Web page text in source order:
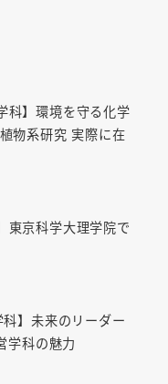
科】環境を守る化学
物系研究 実際に在
東京科学大理学院で
科】未来のリーダー
学科の魅力